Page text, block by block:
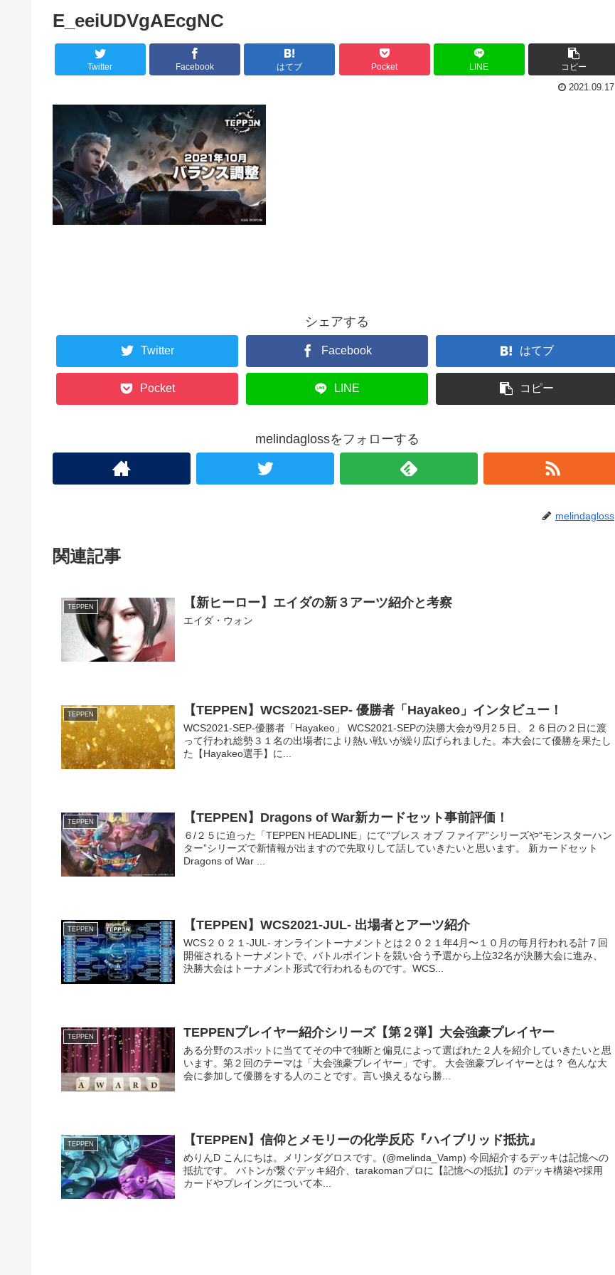
E_eeiUDVgAEcgNC
Twitter Facebook はてブ Pocket LINE コピー
2021.09.17
シェアする
Twitter Facebook はてブ
Pocket LINE コピー
melindaglossをフォローする
melindagloss
関連記事
TEPPEN 【新ヒーロー】エイダの新３アーツ紹介と考察
エイダ・ウォン
TEPPEN 【TEPPEN】WCS2021-SEP- 優勝者「Hayakeo」インタビュー！
WCS2021-SEP-優勝者「Hayakeo」 WCS2021-SEPの決勝大会が9月2５日、２６日の２日に渡
って行われ総勢３１名の出場者により熱い戦いが繰り広げられました。本大会にて優勝を果たし
た【Hayakeo選手】に...
TEPPEN 【TEPPEN】Dragons of War新カードセット事前評価！
６/２５に迫った「TEPPEN HEADLINE」にて“ブレス オブ ファイア”シリーズや“モンスターハン
ター”シリーズで新情報が出ますので先取りして話していきたいと思います。 新カードセット
Dragons of War ...
TEPPEN 【TEPPEN】WCS2021-JUL- 出場者とアーツ紹介
WCS２０２１-JUL- オンライントーナメントとは２０２１年4月〜１０月の毎月行われる計７回
開催されるトーナメントで、バトルポイントを競い合う予選から上位32名が決勝大会に進み、
決勝大会はトーナメント形式で行われるものです。WCS...
TEPPEN TEPPENプレイヤー紹介シリーズ【第２弾】大会強豪プレイヤー
ある分野のスポットに当ててその中で独断と偏見によって選ばれた２人を紹介していきたいと思
います。第２回のテーマは「大会強豪プレイヤー」です。 大会強豪プレイヤーとは？ 色んな大
会に参加して優勝をする人のことです。言い換えるなら勝...
TEPPEN 【TEPPEN】信仰とメモリーの化学反応『ハイブリッド抵抗』
めりんD こんにちは。メリンダグロスです。(@melinda_Vamp) 今回紹介するデッキは記憶への
抵抗です。 バトンが繋ぐデッキ紹介、tarakomanプロに【記憶への抵抗】のデッキ構築や採用
カードやプレイングについて本...